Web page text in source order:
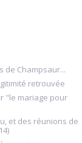
Champsaur...
retrouvée
"le mariage pour
et des réunions de